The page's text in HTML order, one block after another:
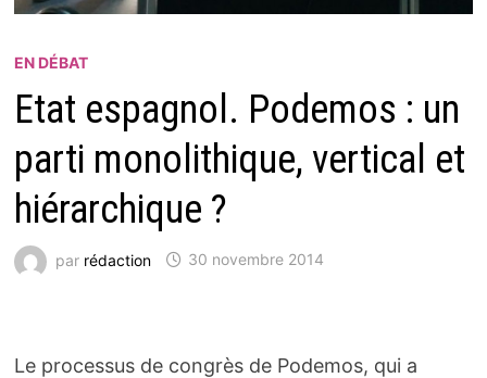
EN DÉBAT
Etat espagnol. Podemos : un
parti monolithique, vertical et
hiérarchique ?
par rédaction 30 novembre 2014
Le processus de congrès de Podemos, qui a